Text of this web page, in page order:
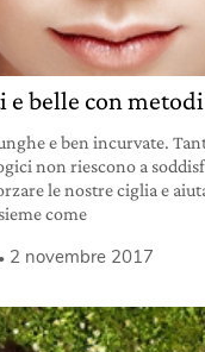
belle con
e ben incurvate.
non riescono a
le nostre ciglia e
come
2 novembre 2017